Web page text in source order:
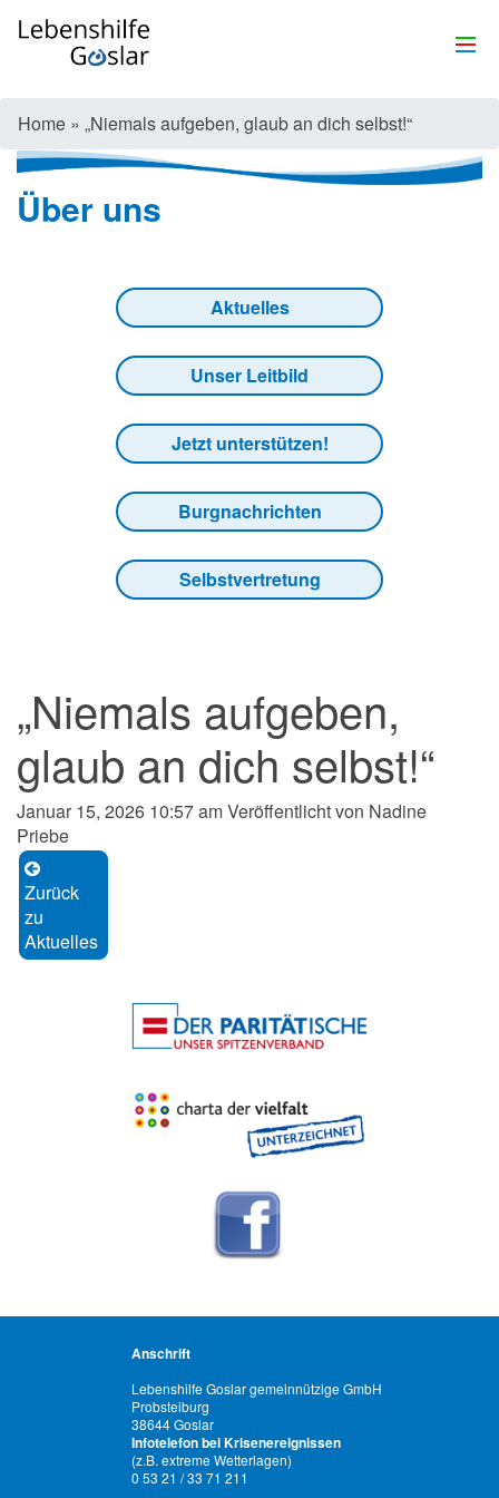
Home » „Niemals aufgeben, glaub an dich selbst!“
Über uns
Aktuelles
Unser Leitbild
Jetzt unterstützen!
Burgnachrichten
Selbstvertretung
„Niemals aufgeben,
glaub an dich selbst!“
Januar 15, 2026 10:57 amVeröffentlicht von Nadine
Priebe
Zurück
zu
Aktuelles
Anschrift
Lebenshilfe Goslar gemeinnützige GmbH
Probsteiburg
38644 Goslar
Infotelefon bei Krisenereignissen
(z.B. extreme Wetterlagen)
0 53 21 / 33 71 211